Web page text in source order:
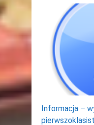
Informacja –